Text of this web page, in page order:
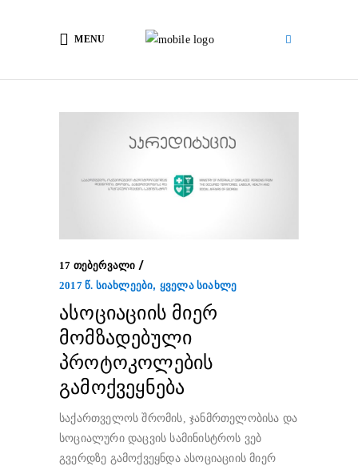
MENU
17 ᲗᲔᲑᲔᲠᲕᲐᲚᲘ
2017 Წ. ᲡᲘᲐᲮᲚᲔᲔᲑᲘ, ᲧᲕᲔᲚᲐ ᲡᲘᲐᲮᲚᲔ
ასოციაციის მიერ
მომზადებული
პროტოკოლების
გამოქვეყნება
საქართველოს შრომის, ჯანმრთელობისა და
სოციალური დაცვის სამინისტროს ვებ
გვერდზე გამოქვეყნდა ასოციაციის მიერ